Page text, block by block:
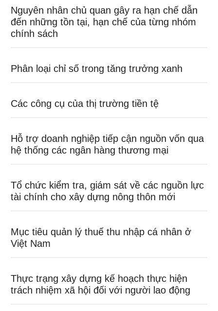
Nguyên nhân chủ quan gây ra hạn chế dẫn
đến những tồn tại, hạn chế của từng nhóm
chính sách
Phân loại chỉ số trong tăng trưởng xanh
Các công cụ của thị trường tiền tệ
Hỗ trợ doanh nghiệp tiếp cận nguồn vốn qua
hệ thống các ngân hàng thương mại
Tổ chức kiểm tra, giám sát về các nguồn lực
tài chính cho xây dựng nông thôn mới
Mục tiêu quản lý thuế thu nhập cá nhân ở
Việt Nam
Thực trạng xây dựng kế hoạch thực hiện
trách nhiệm xã hội đối với người lao động